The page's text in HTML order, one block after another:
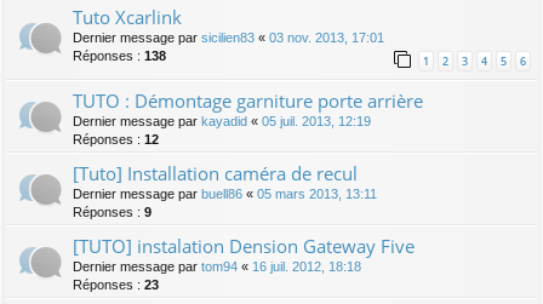
Tuto Xcarlink
Dernier message par sicilien83 « 03 nov. 2013, 17:01
Réponses : 138 1 2 3 4 5 6
TUTO : Démontage garniture porte arrière
Dernier message par kayadid « 05 juil. 2013, 12:19
Réponses : 12
[Tuto] Installation caméra de recul
Dernier message par buell86 « 05 mars 2013, 13:11
Réponses : 9
[TUTO] instalation Dension Gateway Five
Dernier message par tom94 « 16 juil. 2012, 18:18
Réponses : 23